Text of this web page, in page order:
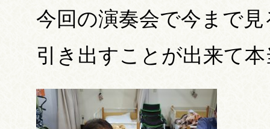
今回の演奏会で今まで
引き出すことが出来て